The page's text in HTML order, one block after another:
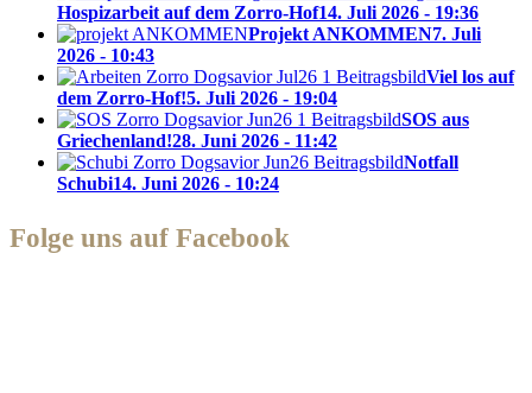
Hospizarbeit auf dem Zorro-Hof14. Juli 2026 - 19:36
Projekt ANKOMMEN7. Juli
2026 - 10:43
Viel los auf
dem Zorro-Hof!5. Juli 2026 - 19:04
SOS aus
Griechenland!28. Juni 2026 - 11:42
Notfall
Schubi14. Juni 2026 - 10:24
Folge uns auf Facebook